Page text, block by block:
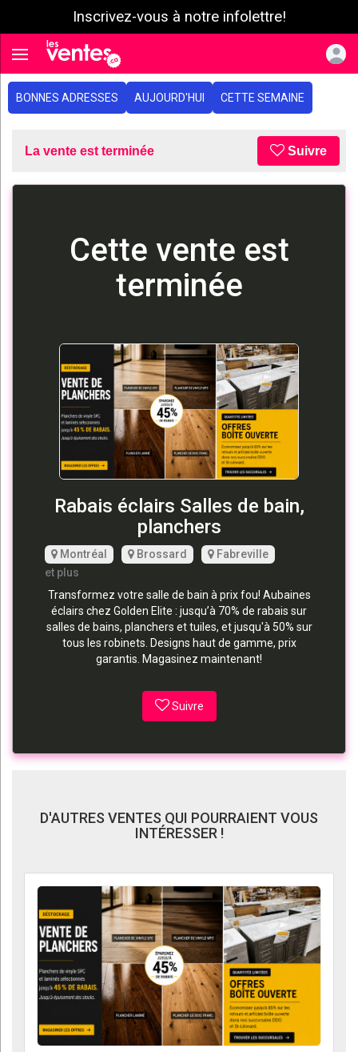
Inscrivez-vous à notre infolettre!
Toggle navigation
BONNES ADRESSES AUJOURD'HUI CETTE SEMAINE
La vente est terminée Suivre
Cette vente est
terminée
Rabais éclairs Salles de bain,
planchers
Montréal Brossard
Fabreville
et plus
Transformez votre salle de bain à prix fou! Aubaines
éclairs chez Golden Elite : jusqu’à 70% de rabais sur
salles de bains, planchers et tuiles, et jusqu'à 50% sur
tous les robinets. Designs haut de gamme, prix
garantis. Magasinez maintenant!
Suivre
D'AUTRES VENTES QUI POURRAIENT VOUS
INTÉRESSER !